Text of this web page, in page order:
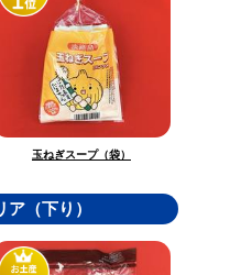
玉ねぎスープ（袋）
（下り）